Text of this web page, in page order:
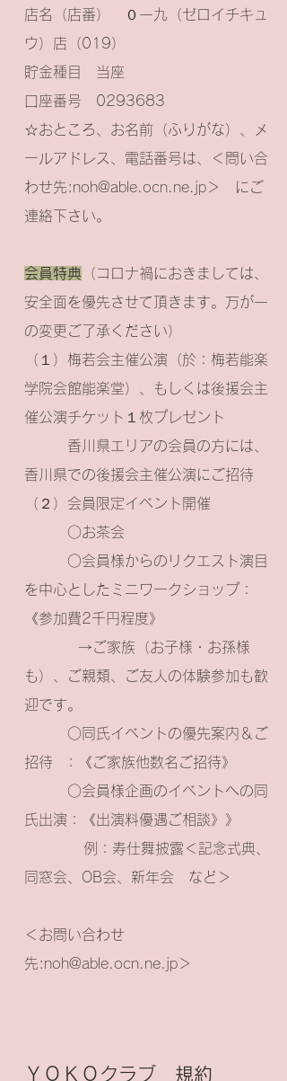
店名（店番） ０一九（ゼロイチキュ
ウ）店（019）
貯金種目 当座
口座番号 0293683
☆おところ、お名前（ふりがな）、メ
ールアドレス、電話番号は、＜問い合
わせ先:noh@able.ocn.ne.jp＞ にご
連絡下さい。
会員特典 （コロナ禍におきましては、
安全面を優先させて頂きます。万が一
の変更ご了承ください）
（１）梅若会主催公演（於：梅若能楽
学院会館能楽堂）、もしくは後援会主
催公演チケット１枚プレゼント
香川県エリアの会員の方には、
香川県での後援会主催公演にご招待
（２）会員限定イベント開催
○お茶会
○会員様からのリクエスト演目
を中心としたミニワークショップ：
《参加費2千円程度》
→ご家族（お子様・お孫様
も）、ご親類、ご友人の体験参加も歓
迎です。
○同氏イベントの優先案内＆ご
招待 ：《ご家族他数名ご招待》
○会員様企画のイベントへの同
氏出演：《出演料優遇ご相談》》
例：寿仕舞披露＜記念式典、
同窓会、OB会、新年会 など＞
＜お問い合わせ
先:noh@able.ocn.ne.jp＞
ＹＯＫＯクラブ 規約